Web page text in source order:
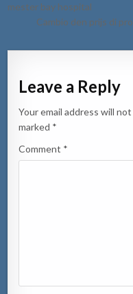
navigation
mester bay hospital
Cambio den prijs di
Leave a Reply
Your email address will
marked *
Comment *